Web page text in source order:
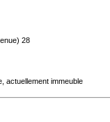
28
actuellement immeuble